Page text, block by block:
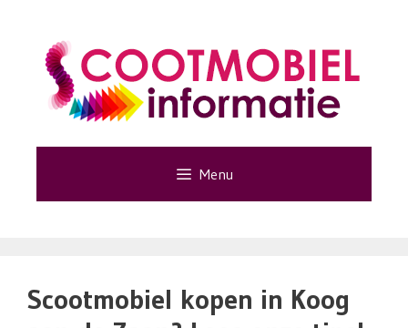
Menu
Scootmobiel kopen in Koog